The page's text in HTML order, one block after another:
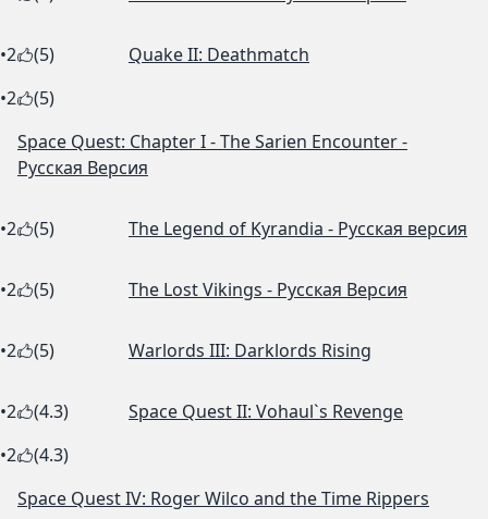
•2 (5)
Quake II: Deathmatch
•2
(5)
Space Quest: Chapter I - The Sarien Encounter -
Русская Версия
•2 (5) The Legend of Kyrandia - Русская версия
•2 (5) The Lost Vikings - Русская Версия
•2 (5) Warlords III: Darklords Rising
•2 (4.3)
Space Quest II: Vohaul`s Revenge
•2
(4.3)
Space Quest IV: Roger Wilco and the Time Rippers